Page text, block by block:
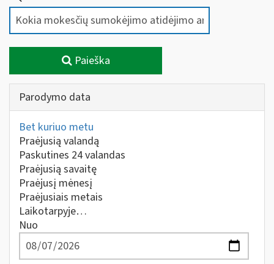
Paieška
Parodymo data
Bet kuriuo metu
Praėjusią valandą
Paskutines 24 valandas
Praėjusią savaitę
Praėjusį mėnesį
Praėjusiais metais
Laikotarpyje…
Nuo